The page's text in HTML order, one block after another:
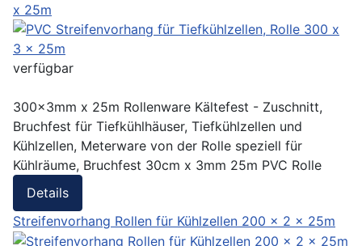
x 25m
verfügbar
300x3mm x 25m Rollenware Kältefest - Zuschnitt,
Bruchfest für Tiefkühlhäuser, Tiefkühlzellen und
Kühlzellen, Meterware von der Rolle speziell für
Kühlräume, Bruchfest 30cm x 3mm 25m PVC Rolle
Details
Streifenvorhang Rollen für Kühlzellen 200 x 2 x 25m